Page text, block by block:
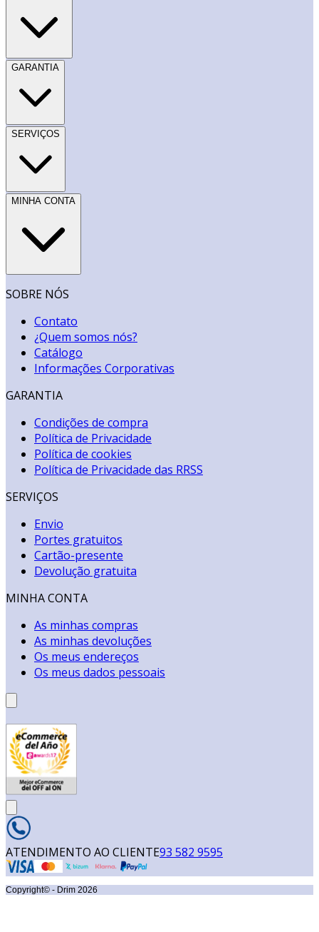
GARANTIA
SERVIÇOS
MINHA CONTA
SOBRE NÓS
Contato
¿Quem somos nós?
Catálogo
Informações Corporativas
GARANTIA
Condições de compra
Política de Privacidade
Política de cookies
Política de Privacidade das RRSS
SERVIÇOS
Envio
Portes gratuitos
Cartão-presente
Devolução gratuita
MINHA CONTA
As minhas compras
As minhas devoluções
Os meus endereços
Os meus dados pessoais
ATENDIMENTO AO CLIENTE93 582 9595
Copyright© - Drim 2026